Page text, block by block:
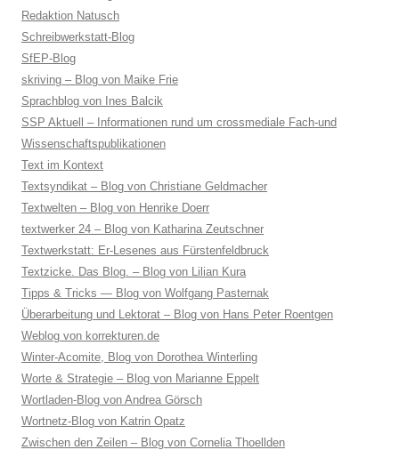
Redaktion Natusch
Schreibwerkstatt-Blog
SfEP-Blog
skriving – Blog von Maike Frie
Sprachblog von Ines Balcik
SSP Aktuell – Informationen rund um crossmediale Fach-und
Wissenschaftspublikationen
Text im Kontext
Textsyndikat – Blog von Christiane Geldmacher
Textwelten – Blog von Henrike Doerr
textwerker 24 – Blog von Katharina Zeutschner
Textwerkstatt: Er-Lesenes aus Fürstenfeldbruck
Textzicke. Das Blog. – Blog von Lilian Kura
Tipps & Tricks — Blog von Wolfgang Pasternak
Überarbeitung und Lektorat – Blog von Hans Peter Roentgen
Weblog von korrekturen.de
Winter-Acomite, Blog von Dorothea Winterling
Worte & Strategie – Blog von Marianne Eppelt
Wortladen-Blog von Andrea Görsch
Wortnetz-Blog von Katrin Opatz
Zwischen den Zeilen – Blog von Cornelia Thoellden